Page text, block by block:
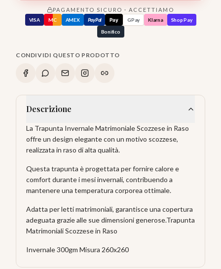
PAGAMENTO SICURO · ACCETTIAMO
VISA MC AMEX PayPal Pay GPay Klarna
Shop Pay
Bonifico
CONDIVIDI QUESTO PRODOTTO
Descrizione
La Trapunta Invernale Matrimoniale Scozzese in Raso
offre un design elegante con un motivo scozzese,
realizzata in raso di alta qualità.
Questa trapunta è progettata per fornire calore e
comfort durante i mesi invernali, contribuendo a
mantenere una temperatura corporea ottimale.
Adatta per letti matrimoniali, garantisce una copertura
adeguata grazie alle sue dimensioni generose.Trapunta
Matrimoniali Scozzese in Raso
Invernale 300gm Misura 260x260